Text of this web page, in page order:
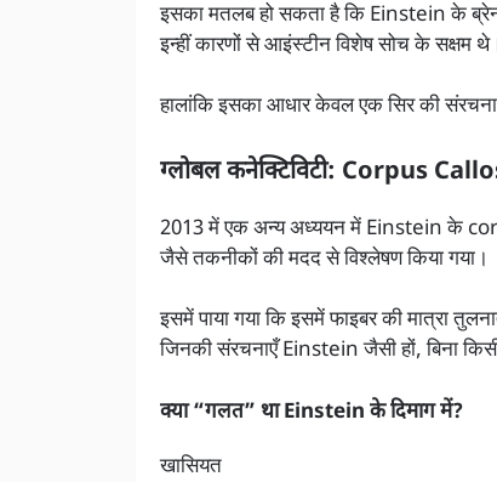
इसका मतलब हो सकता है कि Einstein के
इन्हीं कारणों से आइंस्टीन विशेष सोच के सक्षम
हालांकि इसका आधार केवल एक सिर की संरचना
ग्लोबल कनेक्टिविटी: Corpus
2013 में एक अन्य अध्ययन में Einstein के
जैसे तकनीकों की मदद से विश्लेषण किया गया।
इसमें पाया गया कि इसमें फाइबर की मात्रा
जिनकी संरचनाएँ Einstein जैसी हों, बिना
क्या “गलत” था Einstein के दिमाग में?
खासियत